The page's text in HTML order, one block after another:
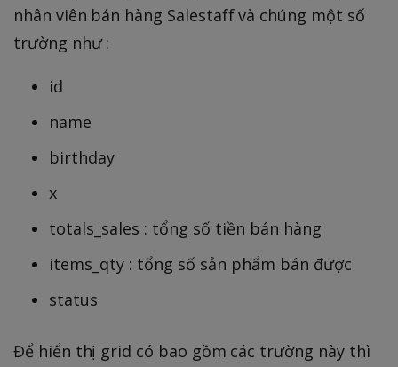
nhân viên bán hàng Salestaff và chúng một số
trường như :
id
name
birthday
x
totals_sales : tổng số tiền bán hàng
items_qty : tổng số sản phẩm bán được
status
Để hiển thị grid có bao gồm các trường này thì